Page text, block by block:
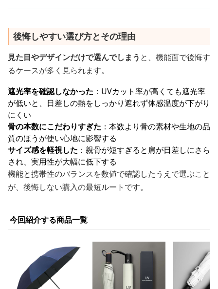
後悔しやすい選び方とその理由
見た目やデザインだけで選んでしまう と、機能面で後悔す
るケースが多く見られます。
遮光率を確認しなかった ：UVカット率が高くても遮光率
が低いと、日差しの熱をしっかり遮れず体感温度が下がり
にくい
骨の本数にこだわりすぎた ：本数より骨の素材や生地の品
質のほうが使い心地に影響する
サイズ感を軽視した ：親骨が短すぎると肩が日差しにさら
され、実用性が大幅に低下する
機能と携帯性のバランスを数値で確認したうえで選ぶこと
が、後悔しない購入の最短ルートです。
今回紹介する商品一覧